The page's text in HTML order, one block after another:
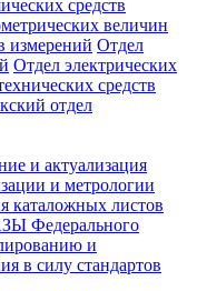
средств
величин
измерений Отдел
Отдел электрических
средств
отдел
и актуализация
и метрологии
каталожных листов
Федерального
и
в силу стандартов